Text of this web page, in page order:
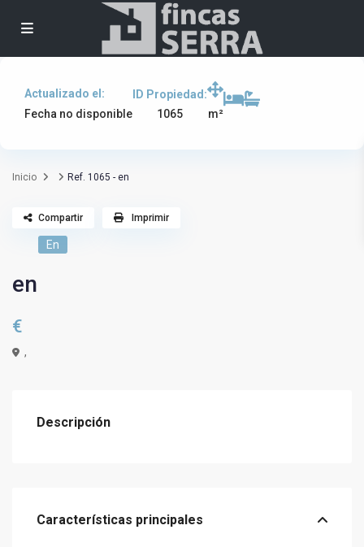
Actualizado el:
Fecha no disponible
ID Propiedad:
1065
m²
Inicio Ref. 1065 - en
En
en
€
,
Compartir Imprimir
Descripción
Características principales